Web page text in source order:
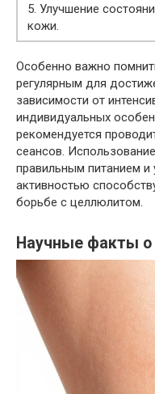
5. Улучшение
кожи.
Особенно важно
регулярным для
зависимости от
индивидуальных
рекомендуется
сеансов.
правильным питанием
активностью
борьбе с целлюлитом.
Научные факты